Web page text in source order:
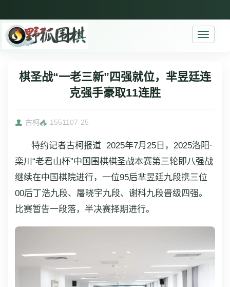
Toggle
棋圣战“一老三新”四强就位，芈昱廷连
克强手豪取11连胜
古柯 1551107-25
特约记者古柯报道 2025年7月25日，2025洛阳·
栾川“老君山杯”中国围棋棋圣战本赛第三轮即八强战
继续在中国棋院进行，一位95后芈昱廷九段携三位
00后丁浩九段、屠晓宇九段、谢科九段晋级四强。
比赛暂告一段落，半决赛择期进行。